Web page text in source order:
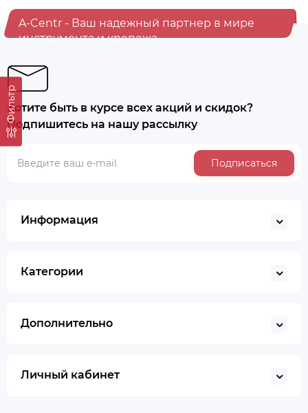
Фильтр
A-Centr - Ваш надежный партнер в мире
инструмента и крепежа
Хотите быть в курсе всех акций и скидок?
Подпишитесь на нашу рассылку
Подписаться
Информация
Категории
Дополнительно
Личный кабинет